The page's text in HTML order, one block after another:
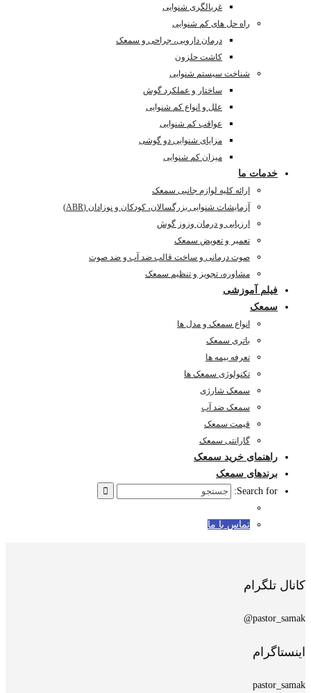
غربالگری شنوایی
راه حل های کم شنوایی
درمان دارویی، جراحی و سمعک
کاشت حلزون
شناخت سیستم شنوایی
ساختار و عملکرد گوش
علل و انواع کم شنوایی
عواقب کم شنوایی
مزایای شنوایی دو گوشی
میزان کم شنوایی
خدمات ما
ارائه کلیه لوازم جانبی سمعک
آزمایشات شنوایی بزرگسالان، کودکان و نوزادان (ABR)
ارزیابی و درمان وزوز گوش
تعمیر و تعویض سمعک
صوت درمانی و ساخت قالب ضد آب و ضد صوت
مشاوره، تجویز و تنظیم سمعک
فیلم آموزشی
سمعک
انواع سمعک و مدل ها
باتری سمعک
تعرفه بیمه ها
تکنولوژی سمعک ها
سمعک شارژی
سمعک ضد آب
قیمت سمعک
گارانتی سمعک
راهنمای خرید سمعک
برندهای سمعک
Search for:
تماس با ما
کانال تلگرام
pastor_samak@
اینستاگرام
pastor_samak